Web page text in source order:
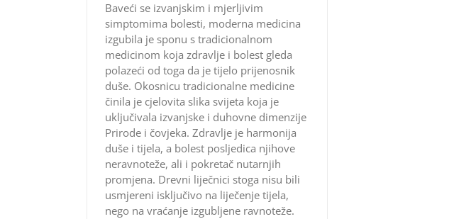
Baveći se izvanjskim i mjerljivim
simptomima bolesti, moderna medicina
izgubila je sponu s tradicionalnom
medicinom koja zdravlje i bolest gleda
polazeći od toga da je tijelo prijenosnik
duše. Okosnicu tradicionalne medicine
činila je cjelovita slika svijeta koja je
uključivala izvanjske i duhovne dimenzije
Prirode i čovjeka. Zdravlje je harmonija
duše i tijela, a bolest posljedica njihove
neravnoteže, ali i pokretač nutarnjih
promjena. Drevni liječnici stoga nisu bili
usmjereni isključivo na liječenje tijela,
nego na vraćanje izgubljene ravnoteže.